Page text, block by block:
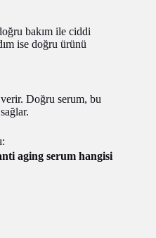
bakım ile ciddi
ise doğru ürünü
Doğru serum, bu
aging serum hangisi